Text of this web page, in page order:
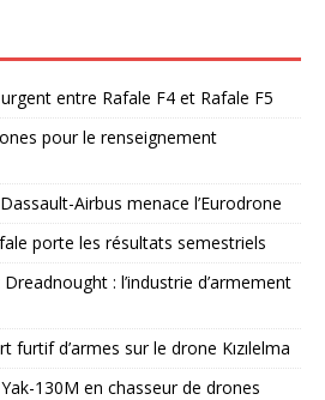
entre Rafale F4 et Rafale F5
pour le renseignement
Airbus menace l’Eurodrone
porte les résultats semestriels
: l’industrie d’armement
furtif d’armes sur le drone Kızılelma
130M en chasseur de drones